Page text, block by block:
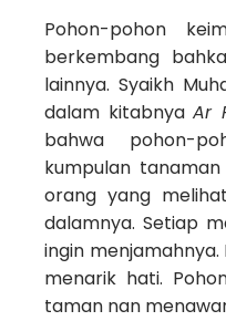
Pohon-pohon
berkembang
lainnya. Syaikh
dalam kitabnya Ar
bahwa pohon-
kumpulan
orang yang
dalamnya. Setiap
ingin
menarik hati.
taman nan